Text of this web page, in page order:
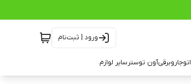
ورود | ثبت‌نام
اتوجاروبرقیآون توسترسایر لوازم